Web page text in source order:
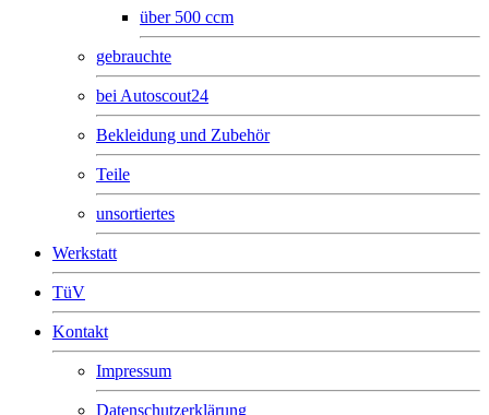
über 500 ccm
gebrauchte
bei Autoscout24
Bekleidung und Zubehör
Teile
unsortiertes
Werkstatt
TüV
Kontakt
Impressum
Datenschutzerklärung